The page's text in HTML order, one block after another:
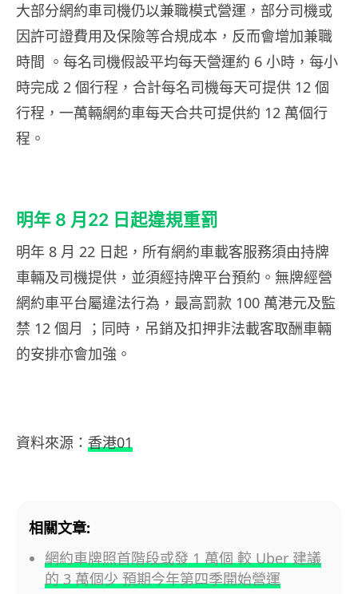
大部分網約車司機仍以兼職模式營運，部分司機或
因許可證費用及保險等合規成本，反而會增加兼職
時間 。每名司機假設平均每天營運約 6 小時，每小
時完成 2 個行程，合計每名司機每天可提供 12 個
行程，一萬輛網約車每天合共可提供約 12 萬個行
程。
明年 8 月22 日起違規重罰
明年 8 月 22 日起，所有網約車載客服務須由持牌
車輛及司機提供，並須經持牌平台預約。無牌經營
網約車平台屬違法行為，最高罰款 100 萬港元及監
禁 12 個月 ；同時，吊銷及扣押非法載客取酬車輛
的安排亦會加強。
資料來源： 香港01
相關文章:
網約車牌照首階段或發 1 萬個 較 Uber 建議
的 3 萬個少 預期今年第四季開始營運